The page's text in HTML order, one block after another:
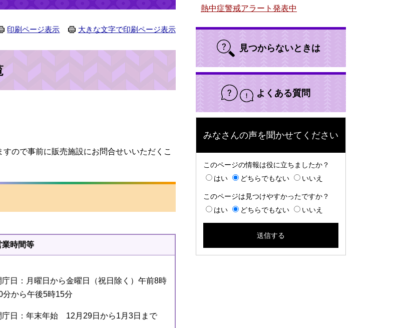
印刷ページ表示 大きな文字で印刷ページ表示
ので事前に販売施設にお問合せいいただくこ
業時間等
庁日：月曜日から金曜日（祝日除く）午前8時
分から午後5時15分
庁日：年末年始 12月29日から1月3日まで
熱中症警戒アラート発表中
見つからないときは
よくある質問
みなさんの声を聞かせてください
このページの情報は役に立ちましたか？
はい
どちらでもない いいえ
このページは見つけやすかったですか？
はい
どちらでもない いいえ